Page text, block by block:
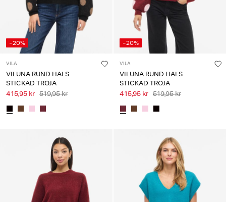
-20%
VILA
VILUNA RUND HALS
STICKAD TRÖJA
415,95 kr 519,95 kr
-20%
VILA
VILUNA RUND HALS
STICKAD TRÖJA
415,95 kr 519,95 kr